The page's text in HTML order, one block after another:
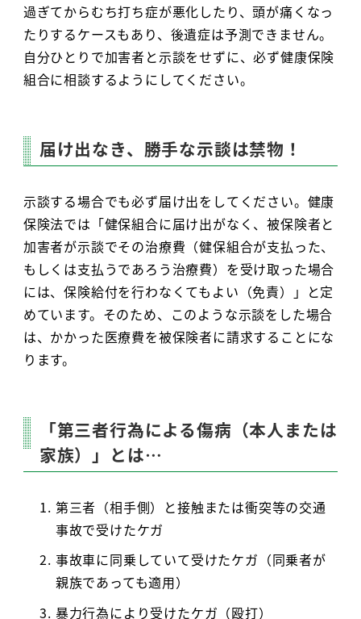
過ぎてからむち打ち症が悪化したり、頭が痛くなっ
たりするケースもあり、後遺症は予測できません。
自分ひとりで加害者と示談をせずに、必ず健康保険
組合に相談するようにしてください。
届け出なき、勝手な示談は禁物！
示談する場合でも必ず届け出をしてください。健康
保険法では「健保組合に届け出がなく、被保険者と
加害者が示談でその治療費（健保組合が支払った、
もしくは支払うであろう治療費）を受け取った場合
には、保険給付を行わなくてもよい（免責）」と定
めています。そのため、このような示談をした場合
は、かかった医療費を被保険者に請求することにな
ります。
「第三者行為による傷病（本人または
家族）」とは…
第三者（相手側）と接触または衝突等の交通
事故で受けたケガ
事故車に同乗していて受けたケガ（同乗者が
親族であっても適用）
暴力行為により受けたケガ（殴打）